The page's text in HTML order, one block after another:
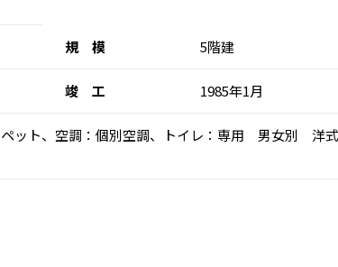
規 模 5階建
竣 工 1985年1月
ット、空調：個別空調、トイレ：専用 男女別 洋式